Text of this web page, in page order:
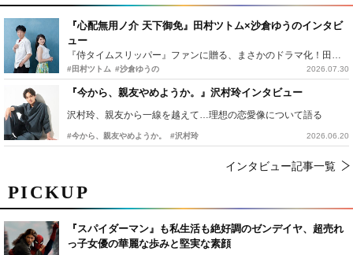
PICKUP
『スパイダーマン』も私生活も絶好調のゼンデイヤ、超売れ
っ子女優の華麗な歩みと堅実な素顔
『心配無用ノ介 天下御免』田村ツトム×沙倉ゆうのインタビ
ュー
『侍タイムスリッパー』ファンに贈る、まさかのドラマ化！田村ツトム×沙倉ゆうのが語る『心配無用ノ介』撮影秘話
#田村ツトム #沙倉ゆうの 2026.07.30
『今から、親友やめようか。』沢村玲インタビュー
沢村玲、親友から一線を越えて…理想の恋愛像について語る
#今から、親友やめようか。 #沢村玲 2026.06.20
インタビュー記事一覧